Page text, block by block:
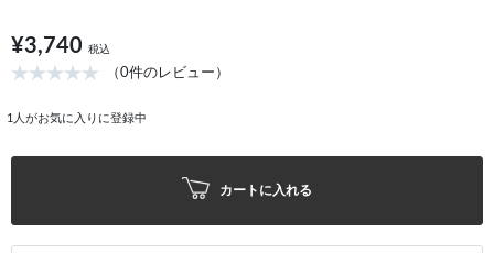
¥3,740 税込
（0件のレビュー）
1 人がお気に入りに登録中
カートに入れる